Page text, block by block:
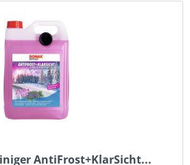
AntiFrost+KlarSicht...